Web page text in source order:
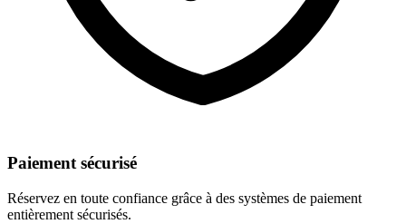
Paiement sécurisé
Réservez en toute confiance grâce à des systèmes de paiement
entièrement sécurisés.